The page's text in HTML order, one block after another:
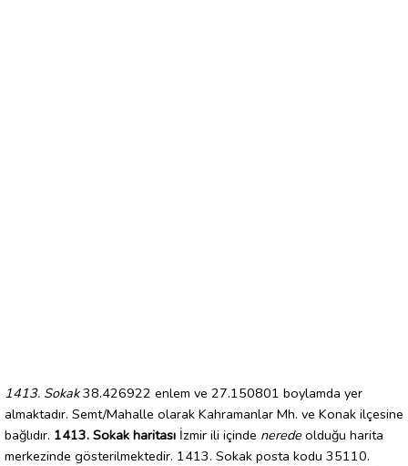
1413. Sokak38.426922 enlem ve 27.150801 boylamda yer
almaktadır. Semt/Mahalle olarak Kahramanlar Mh. ve Konak ilçesine
bağlıdır. 1413. Sokak haritası İzmir ili içinde nerede olduğu harita
merkezinde gösterilmektedir. 1413. Sokak posta kodu 35110.